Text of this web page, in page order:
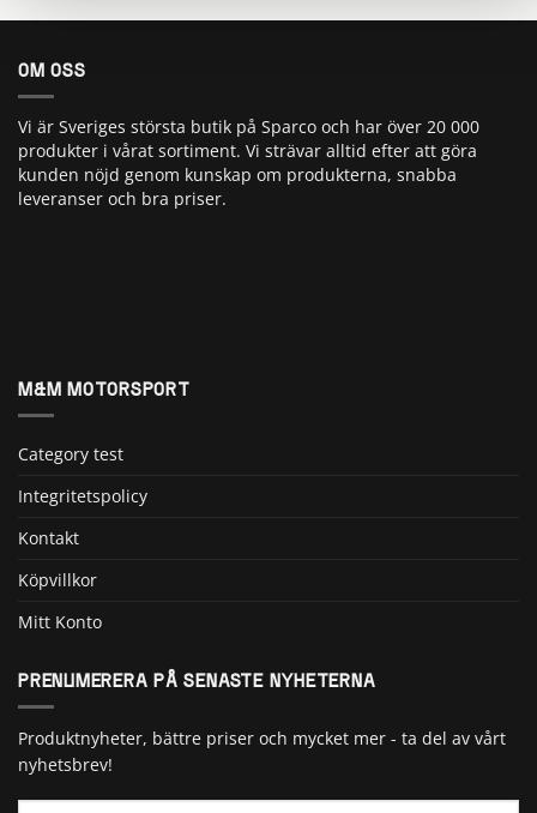
OM OSS
Vi är Sveriges största butik på Sparco och har över 20 000
produkter i vårat sortiment. Vi strävar alltid efter att göra
kunden nöjd genom kunskap om produkterna, snabba
leveranser och bra priser.
M&M MOTORSPORT
Category test
Integritetspolicy
Kontakt
Köpvillkor
Mitt Konto
PRENUMERERA PÅ SENASTE NYHETERNA
Produktnyheter, bättre priser och mycket mer - ta del av vårt
nyhetsbrev!